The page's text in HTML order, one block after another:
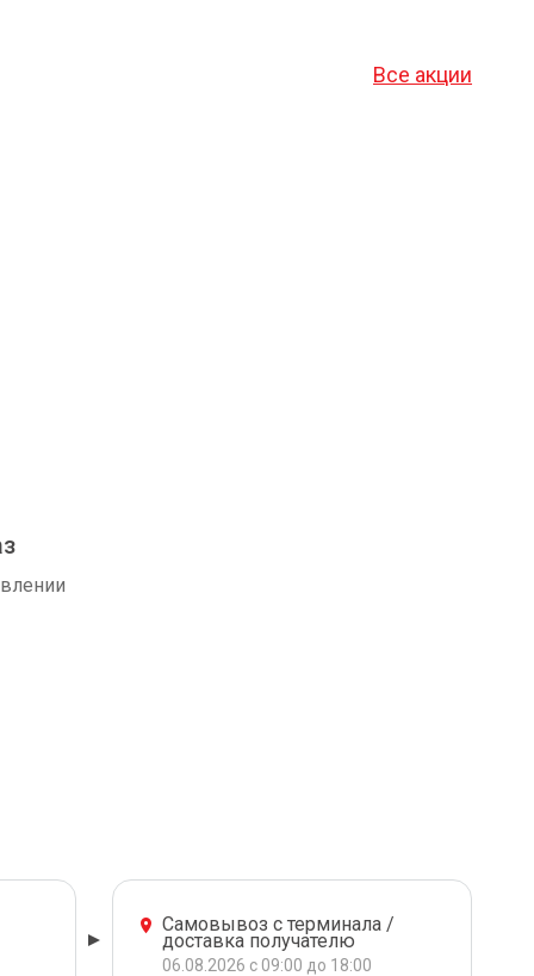
Все акции
Самовывоз с терминала /
доставка получателю
06.08.2026 с 09:00 до 18:00